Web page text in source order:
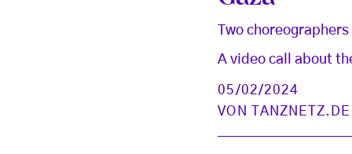
Two
A video call about
05/02/2024
VON